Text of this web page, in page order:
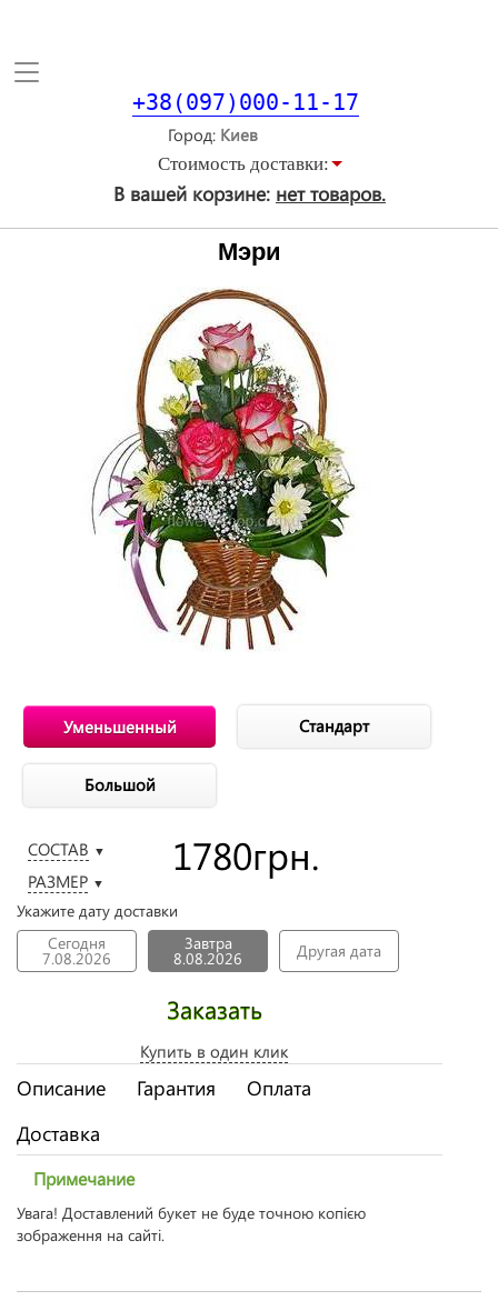
Toggle
+38(097)000-11-17
Город
Стоимость доставки:
В вашей корзине: нет товаров.
Мэри
Уменьшенный Стандарт
Большой
СОСТАВ ▼
РАЗМЕР ▼
1780грн.
Укажите дату доставки
Сегодня
7.08.2026
Завтра
8.08.2026 Другая дата
Заказать
Купить в один клик
Описание Гарантия
Оплата
Доставка
Примечание
Увага! Доставлений букет не буде точною копією
зображення на сайті.